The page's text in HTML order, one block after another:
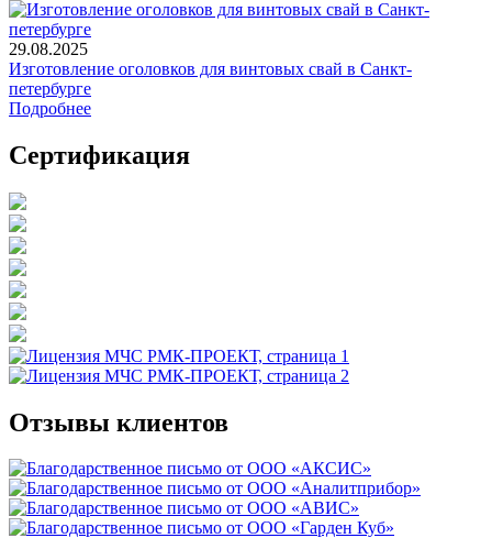
29.08.2025
Изготовление оголовков для винтовых свай в Санкт-
петербурге
Подробнее
Сертификация
Отзывы клиентов